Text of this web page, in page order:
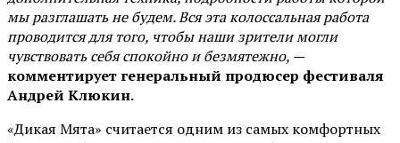
мы разглашать не будем. Вся эта колоссальная работа
проводится для того, чтобы наши зрители могли
чувствовать себя спокойно и безмятежно, —
комментирует генеральный продюсер фестиваля
Андрей Клюкин.
«Дикая Мята» считается одним из самых комфортных